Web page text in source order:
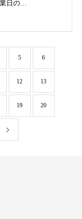
5 6
12 13
19 20